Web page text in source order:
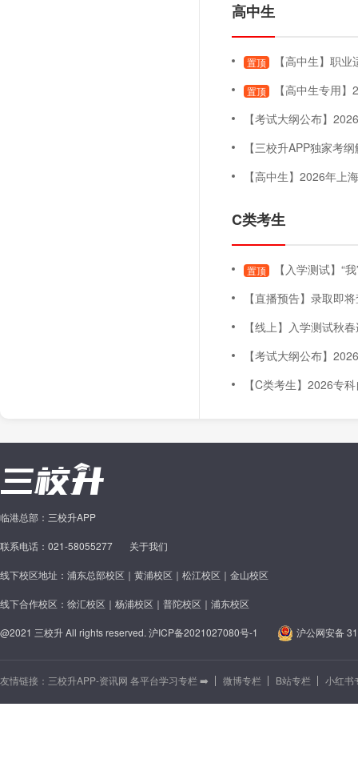
高中生
置顶 【高中生】职业适应性
置顶
【高中生专用
【考试大纲公布】2026年上
【三校升APP独家考纲解
【高中生】2026年上海三月自主
C类考生
置顶
【入学测试】“
【直播预告】录取即将查询！五月未录取怎
【线上】入学测试秋春连贯
【考试大纲公布】2026年上
【C类考生】2026专
临港总部：三校升APP
联系电话：021-58055277 关于我们
线下校区地址：浦东总部校区｜黄浦校区｜松江校区｜金山校区
线下合作校区：徐汇校区｜杨浦校区｜普陀校区｜浦东校区
@2021 三校升 All rights reserved. 沪ICP备2021027080号-1 沪公网安备
友情链接： 三校升APP-资讯网 各平台学习专栏 ➡️ 微博专栏 B站专栏 小红书